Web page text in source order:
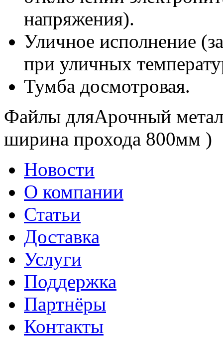
напряжения).
Уличное исполнение
при уличных
Тумба досмотровая.
Файлы дляАрочный
ширина прохода 800мм )
Новости
О компании
Статьи
Доставка
Услуги
Поддержка
Партнёры
Контакты